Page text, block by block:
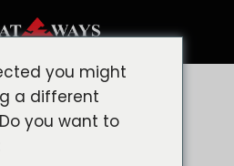
役立つガイド
おけるフィリピン
外雇用を促進する
you might
a different
you want to